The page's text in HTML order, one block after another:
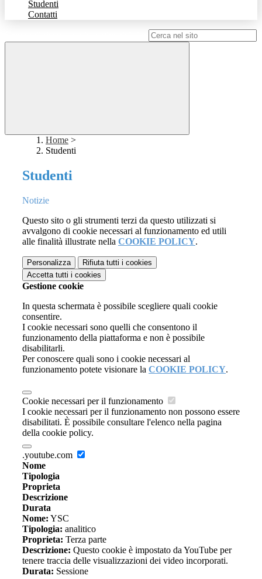
Studenti
Contatti
Home >
Studenti
Studenti
Notizie
Questo sito o gli strumenti terzi da questo utilizzati si
avvalgono di cookie necessari al funzionamento ed utili
alle finalità illustrate nella COOKIE POLICY.
Personalizza Rifiuta tutti i cookies
Accetta tutti i cookies
Gestione cookie
In questa schermata è possibile scegliere quali cookie
consentire.
I cookie necessari sono quelli che consentono il
funzionamento della piattaforma e non è possibile
disabilitarli.
Per conoscere quali sono i cookie necessari al
funzionamento potete visionare la COOKIE POLICY.
Cookie necessari per il funzionamento
I cookie necessari per il funzionamento non possono essere
disabilitati. È possibile consultare l'elenco nella pagina
della cookie policy.
.youtube.com
Nome
Tipologia
Proprieta
Descrizione
Durata
Nome: YSC
Tipologia: analitico
Proprieta: Terza parte
Descrizione: Questo cookie è impostato da YouTube per
tenere traccia delle visualizzazioni dei video incorporati.
Durata: Sessione